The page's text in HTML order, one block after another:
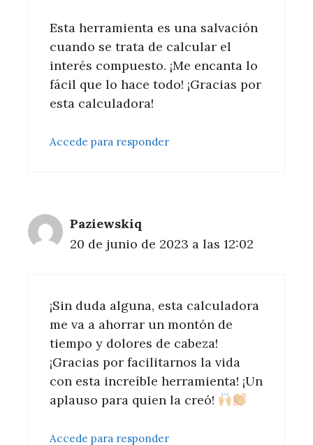
Esta herramienta es una salvación
cuando se trata de calcular el
interés compuesto. ¡Me encanta lo
fácil que lo hace todo! ¡Gracias por
esta calculadora!
Accede para responder
Paziewskiq
20 de junio de 2023 a las 12:02
¡Sin duda alguna, esta calculadora
me va a ahorrar un montón de
tiempo y dolores de cabeza!
¡Gracias por facilitarnos la vida
con esta increíble herramienta! ¡Un
aplauso para quien la creó!
Accede para responder